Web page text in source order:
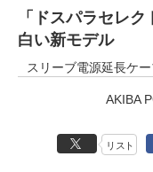
「ドスパラセレ
白い新モデル
スリーブ電源延長ケ
AKIBA
リスト